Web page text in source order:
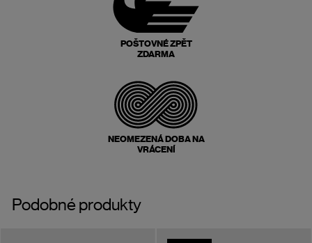
POŠTOVNÉ ZPĚT
ZDARMA
NEOMEZENÁ DOBA NA
VRÁCENÍ
Podobné produkty